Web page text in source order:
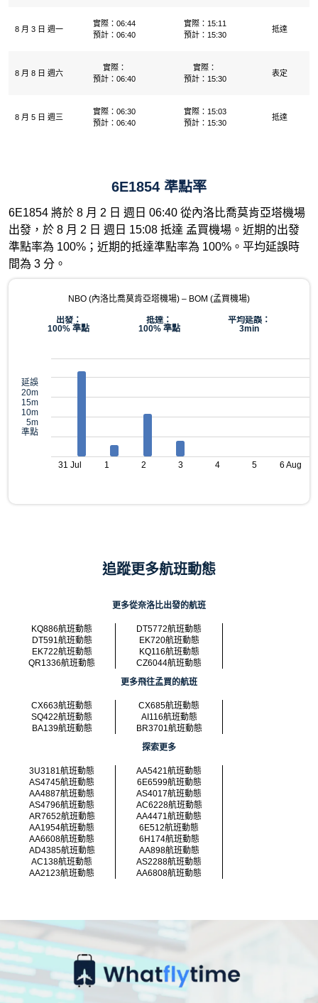
8 月 3 日 週一
實際：06:44
預計：06:40
實際：15:11
預計：15:30
抵達
8 月 8 日 週六
實際：
預計：06:40
實際：
預計：15:30
表定
8 月 5 日 週三
實際：06:30
預計：06:40
實際：15:03
預計：15:30
抵達
6E1854 準點率
6E1854 將於 8 月 2 日 週日 06:40 從內洛比喬莫肯亞塔機場
出發，於 8 月 2 日 週日 15:08 抵達 孟買機場。近期的出發
準點率為 100%；近期的抵達準點率為 100%。平均延誤時
間為 3 分。
NBO (內洛比喬莫肯亞塔機場) – BOM (孟買機場)
出發：
100% 準點
抵達：
100% 準點
平均延誤：
3min
延誤
20m
15m
10m
5m
準點
31 Jul 1 2 3 4 5 6 Aug
追蹤更多航班動態
更多從奈洛比出發的航班
KQ886航班動態
DT5772航班動態
DT591航班動態
EK720航班動態
EK722航班動態
KQ116航班動態
QR1336航班動態
CZ6044航班動態
更多飛往孟買的航班
CX663航班動態
CX685航班動態
SQ422航班動態
AI116航班動態
BA139航班動態
BR3701航班動態
探索更多
3U3181航班動態
AA5421航班動態
AS4745航班動態
6E6599航班動態
AA4887航班動態
AS4017航班動態
AS4796航班動態
AC6228航班動態
AR7652航班動態
AA4471航班動態
AA1954航班動態
6E512航班動態
AA6608航班動態
6H174航班動態
AD4385航班動態
AA898航班動態
AC138航班動態
AS2288航班動態
AA2123航班動態
AA6808航班動態